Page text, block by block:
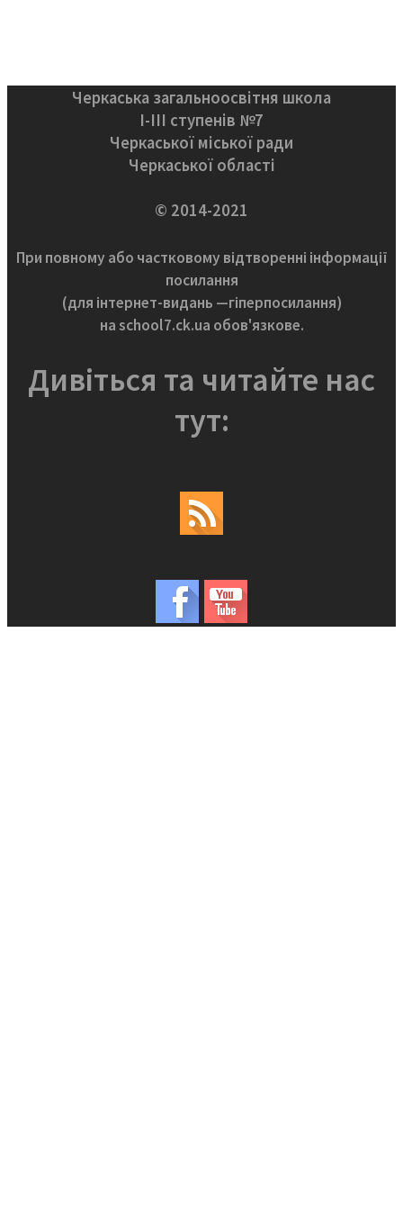
Черкаська загальноосвітня школа
І-ІІІ ступенів №7
Черкаської міської ради
Черкаської області
© 2014-2021
При повному або частковому відтворенні інформації
посилання
(для інтернет-видань —гіперпосилання)
на school7.ck.ua обов'язкове.
Дивіться та читайте нас
тут: